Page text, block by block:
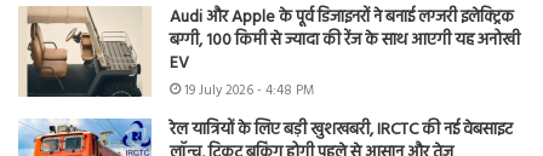
Audi और Apple के पूर्व डिजाइनरों ने बनाई लग्जरी इलेक्ट्रिक
बग्गी, 100 किमी से ज्यादा की रेंज के साथ आएगी यह अनोखी
EV
19 July 2026 - 4:48 PM
रेल यात्रियों के लिए बड़ी खुशखबरी, IRCTC की नई वेबसाइट